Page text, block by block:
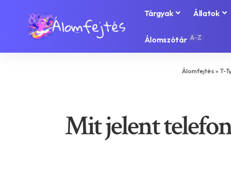
Tárgyak Állatok
Álomszótár A-Z
Álomfejtés»T-
Mit jelent